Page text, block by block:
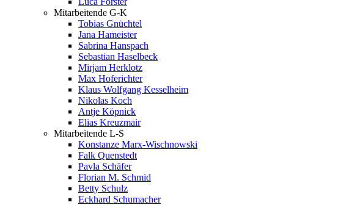
Mitarbeitende G-K
Tobias Gnüchtel
Jana Hameister
Sabrina Hanspach
Sebastian Haselbeck
Mirjam Herklotz
Max Hoferichter
Klaus Wolfgang Kesselheim
Nikolas Koch
Antje Köpnick
Elias Kreuzmair
Mitarbeitende L-S
Konstanze Marx-Wischnowski
Falk Quenstedt
Pavla Schäfer
Florian M. Schmid
Betty Schulz
Eckhard Schumacher